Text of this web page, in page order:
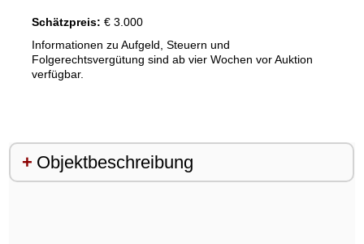
Schätzpreis: € 3.000
Informationen zu Aufgeld, Steuern und
Folgerechtsvergütung sind ab vier Wochen vor Auktion
verfügbar.
Objektbeschreibung